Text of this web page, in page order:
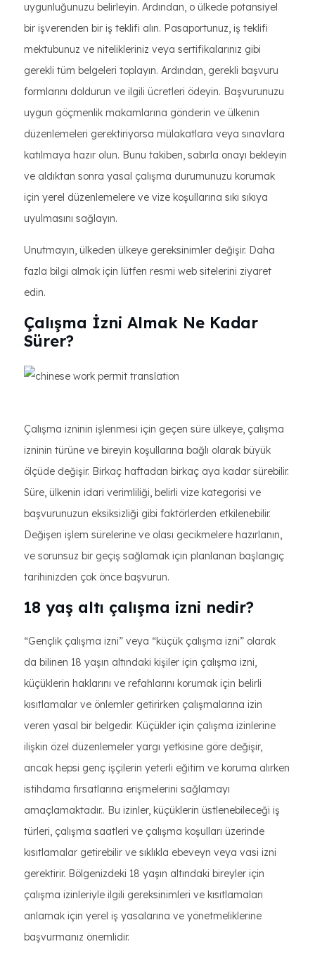
uygunluğunuzu belirleyin. Ardından, o ülkede potansiyel
bir işverenden bir iş teklifi alın. Pasaportunuz, iş teklifi
mektubunuz ve nitelikleriniz veya sertifikalarınız gibi
gerekli tüm belgeleri toplayın. Ardından, gerekli başvuru
formlarını doldurun ve ilgili ücretleri ödeyin. Başvurunuzu
uygun göçmenlik makamlarına gönderin ve ülkenin
düzenlemeleri gerektiriyorsa mülakatlara veya sınavlara
katılmaya hazır olun. Bunu takiben, sabırla onayı bekleyin
ve aldıktan sonra yasal çalışma durumunuzu korumak
için yerel düzenlemelere ve vize koşullarına sıkı sıkıya
uyulmasını sağlayın.
Unutmayın, ülkeden ülkeye gereksinimler değişir. Daha
fazla bilgi almak için lütfen resmi web sitelerini ziyaret
edin.
Çalışma İzni Almak Ne Kadar
Sürer?
Çalışma izninin işlenmesi için geçen süre ülkeye, çalışma
izninin türüne ve bireyin koşullarına bağlı olarak büyük
ölçüde değişir. Birkaç haftadan birkaç aya kadar sürebilir.
Süre, ülkenin idari verimliliği, belirli vize kategorisi ve
başvurunuzun eksiksizliği gibi faktörlerden etkilenebilir.
Değişen işlem sürelerine ve olası gecikmelere hazırlanın,
ve sorunsuz bir geçiş sağlamak için planlanan başlangıç
tarihinizden çok önce başvurun.
18 yaş altı çalışma izni nedir?
“Gençlik çalışma izni” veya “küçük çalışma izni” olarak
da bilinen 18 yaşın altındaki kişiler için çalışma izni,
küçüklerin haklarını ve refahlarını korumak için belirli
kısıtlamalar ve önlemler getirirken çalışmalarına izin
veren yasal bir belgedir. Küçükler için çalışma izinlerine
ilişkin özel düzenlemeler yargı yetkisine göre değişir,
ancak hepsi genç işçilerin yeterli eğitim ve koruma alırken
istihdama fırsatlarına erişmelerini sağlamayı
amaçlamaktadır.. Bu izinler, küçüklerin üstlenebileceği iş
türleri, çalışma saatleri ve çalışma koşulları üzerinde
kısıtlamalar getirebilir ve sıklıkla ebeveyn veya vasi izni
gerektirir. Bölgenizdeki 18 yaşın altındaki bireyler için
çalışma izinleriyle ilgili gereksinimleri ve kısıtlamaları
anlamak için yerel iş yasalarına ve yönetmeliklerine
başvurmanız önemlidir.